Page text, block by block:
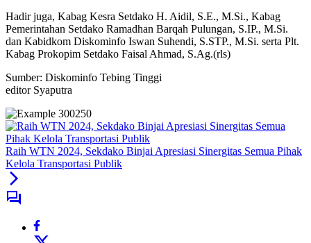
Hadir juga, Kabag Kesra Setdako H. Aidil, S.E., M.Si., Kabag
Pemerintahan Setdako Ramadhan Barqah Pulungan, S.IP., M.Si.
dan Kabidkom Diskominfo Iswan Suhendi, S.STP., M.Si. serta Plt.
Kabag Prokopim Setdako Faisal Ahmad, S.Ag.(rls)
Sumber: Diskominfo Tebing Tinggi
editor Syaputra
Raih WTN 2024, Sekdako Binjai Apresiasi Sinergitas Semua Pihak
Kelola Transportasi Publik